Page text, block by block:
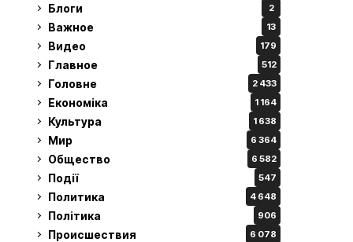
Блоги 2
Важное 13
Видео 179
Главное 512
Головне 2 433
Економіка 1 164
Культура 1 638
Мир 6 364
Общество 6 582
Події 547
Политика 4 648
Політика 906
Происшествия 6 078